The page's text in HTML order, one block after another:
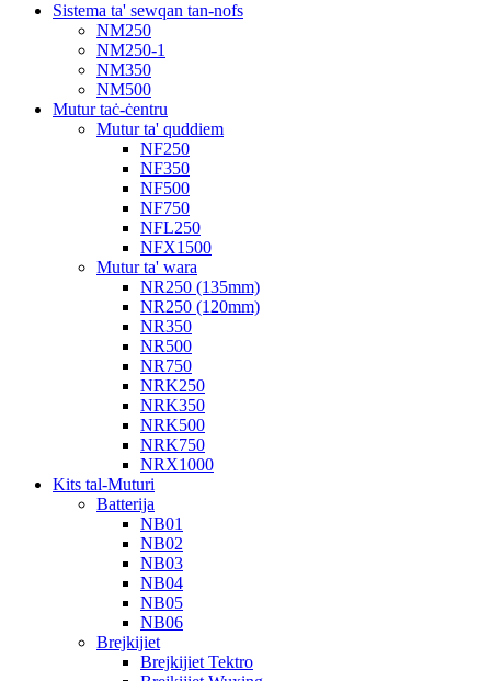
Sistema ta' sewqan tan-nofs
NM250
NM250-1
NM350
NM500
Mutur taċ-ċentru
Mutur ta' quddiem
NF250
NF350
NF500
NF750
NFL250
NFX1500
Mutur ta' wara
NR250 (135mm)
NR250 (120mm)
NR350
NR500
NR750
NRK250
NRK350
NRK500
NRK750
NRX1000
Kits tal-Muturi
Batterija
NB01
NB02
NB03
NB04
NB05
NB06
Brejkijiet
Brejkijiet Tektro